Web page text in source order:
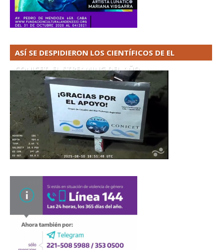
ASÍ SE DESPIDIERON LOS CIENTÍFICOS DE EL
CONICET. EL STREAMING DEL AÑO